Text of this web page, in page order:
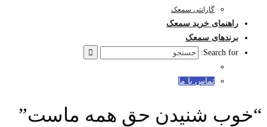
گارانتی سمعک
راهنمای خرید سمعک
برندهای سمعک
Search for:
تماس با ما
“خوب شنیدن حق همه ماست”